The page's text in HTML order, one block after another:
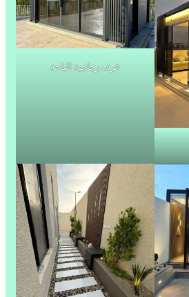
غرف زجاجية الباحة